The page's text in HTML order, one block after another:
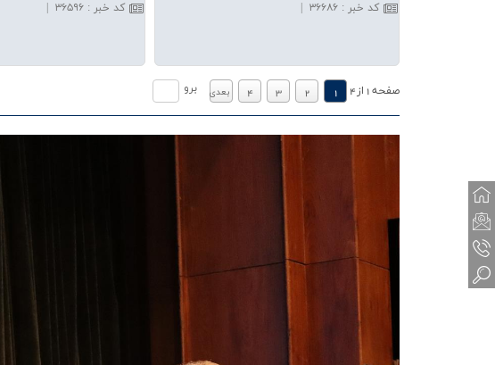
کد خبر : ۳۶۶۸۶ کد خبر : ۳۶۵۹۶
صفحه1 از 4
1
2
3
4 بعدي برو